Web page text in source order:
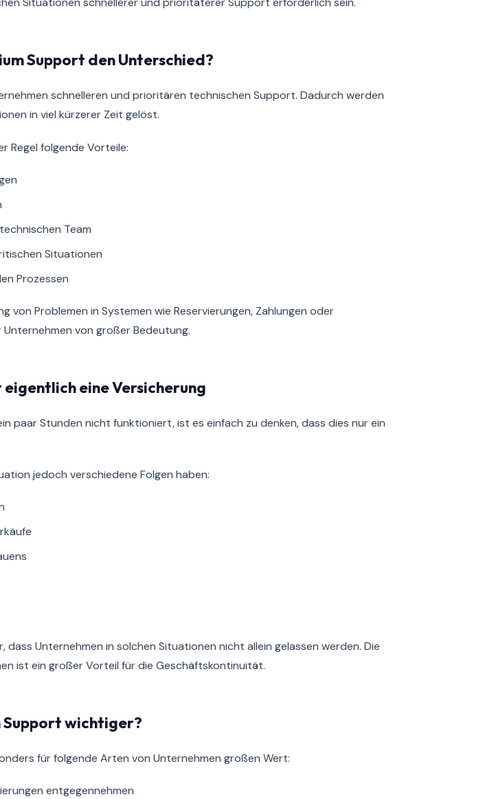
Support den Unterschied?
schnelleren und prioritären technischen Support. Dadurch werden
in viel kürzerer Zeit gelöst.
Regel folgende Vorteile:
Team
Situationen
Prozessen
von Problemen in Systemen wie Reservierungen, Zahlungen oder
von großer Bedeutung.
eine Versicherung
paar Stunden nicht funktioniert, ist es einfach zu denken, dass dies nur ein
jedoch verschiedene Folgen haben:
dass Unternehmen in solchen Situationen nicht allein gelassen werden. Die
ist ein großer Vorteil für die Geschäftskontinuität.
Support wichtiger?
für folgende Arten von Unternehmen großen Wert:
entgegennehmen